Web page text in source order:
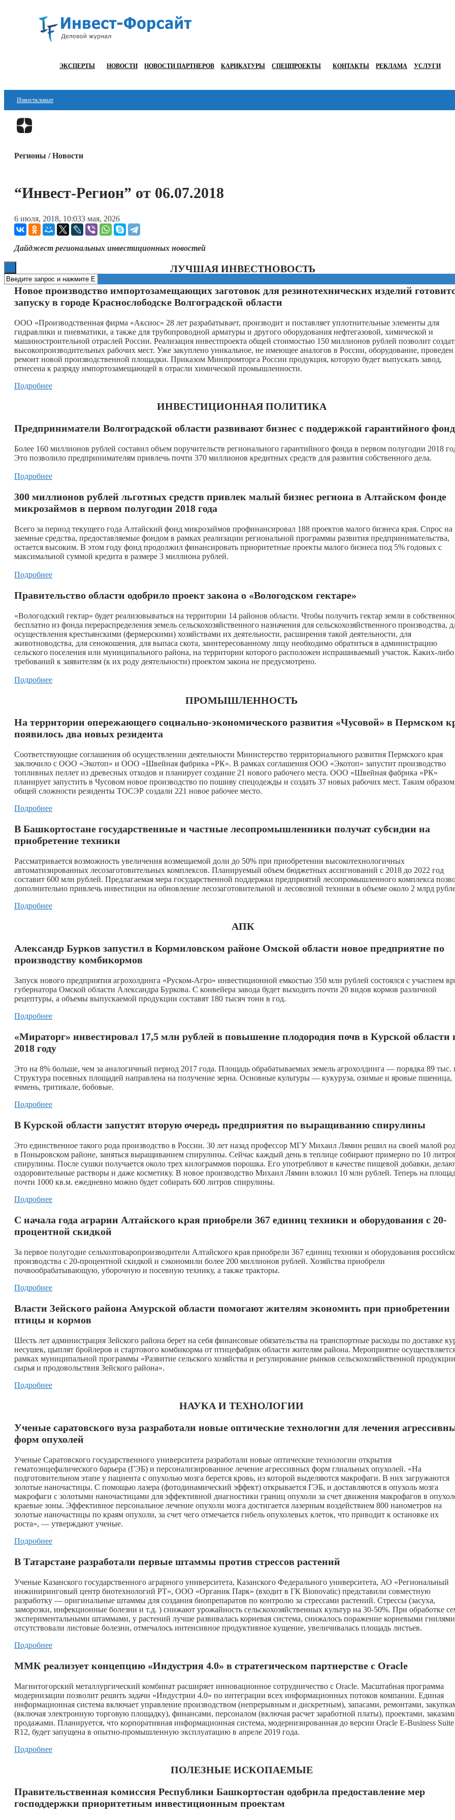
ЭКСПЕРТЫ НОВОСТИ НОВОСТИ ПАРТНЕРОВ КАРИКАТУРЫ СПЕЦПРОЕКТЫ КОНТАКТЫ РЕКЛАМА УСЛУГИ
Инвестклимат
Финансы
ESG
Регионы / Новости
“Инвест-Регион” от 06.07.2018
6 июля, 2018, 10:033 мая, 2026
Дайджест региональных инвестиционных новостей
ЛУЧШАЯ ИНВЕСТНОВОСТЬ
Новое производство импортозамещающих заготовок для резинотехнических изделий
запуску в городе Краснослободске Волгоградской области
ООО «Производственная фирма «Аксиос» 28 лет разрабатывает, производит и поставляет уплотнительные элементы для
гидравлики и пневматики, а также для трубопроводной арматуры и другого оборудования нефтегазовой, химической и
машиностроительной отраслей России. Реализация инвестпроекта общей стоимостью 150 миллионов рублей позволит
высокопроизводительных рабочих мест. Уже закуплено уникальное, не имеющее аналогов в России, оборудование, проведен
ремонт новой производственной площадки. Приказом Минпромторга России продукция, которую будет выпускать завод,
отнесена к разряду импортозамещающей в отрасли химической промышленности.
Подробнее
ИНВЕСТИЦИОННАЯ ПОЛИТИКА
Предприниматели Волгоградской области развивают бизнес с поддержкой гарантийного
Более 160 миллионов рублей составил объем поручительств регионального гарантийного фонда в первом полугодии 2018
Это позволило предпринимателям привлечь почти 370 миллионов кредитных средств для развития собственного дела.
Подробнее
300 миллионов рублей льготных средств привлек малый бизнес региона в Алтайском фонде
микрозаймов в первом полугодии 2018 года
Всего за период текущего года Алтайский фонд микрозаймов профинансировал 188 проектов малого бизнеса края. Спрос на
заемные средства, предоставляемые фондом в рамках реализации региональной программы развития предпринимательства,
остается высоким. В этом году фонд продолжил финансировать приоритетные проекты малого бизнеса под 5% годовых с
максимальной суммой кредита в размере 3 миллиона рублей.
Подробнее
Правительство области одобрило проект закона о «Вологодском гектаре»
«Вологодский гектар» будет реализовываться на территории 14 районов области. Чтобы получить гектар земли в
бесплатно из фонда перераспределения земель сельскохозяйственного назначения для сельскохозяйственного производства,
осуществления крестьянскими (фермерскими) хозяйствами их деятельности, расширения такой деятельности, для
животноводства, для сенокошения, для выпаса скота, заинтересованному лицу необходимо обратиться в администрацию
сельского поселения или муниципального района, на территории которого расположен испрашиваемый участок. Каких-либо
требований к заявителям (к их роду деятельности) проектом закона не предусмотрено.
Подробнее
ПРОМЫШЛЕННОСТЬ
На территории опережающего социально-экономического развития «Чусовой» в Пермском
появилось два новых резидента
Соответствующие соглашения об осуществлении деятельности Министерство территориального развития Пермского края
заключило с ООО «Экотоп» и ООО «Швейная фабрика «РК». В рамках соглашения ООО «Экотоп» запустит производство
топливных пеллет из древесных отходов и планирует создание 21 нового рабочего места. ООО «Швейная фабрика «РК»
планирует запустить в Чусовом новое производство по пошиву спецодежды и создать 37 новых рабочих мест. Таким
общей сложности резиденты ТОСЭР создали 221 новое рабочее место.
Подробнее
В Башкортостане государственные и частные лесопромышленники получат субсидии на
приобретение техники
Рассматривается возможность увеличения возмещаемой доли до 50% при приобретении высокотехнологичных
автоматизированных лесозаготовительных комплексов. Планируемый объем бюджетных ассигнований с 2018 до 2022 год
составит 600 млн рублей. Предлагаемая мера государственной поддержки предприятий лесопромышленного комплекса
дополнительно привлечь инвестиции на обновление лесозаготовительной и лесовозной техники в объеме около 2 млрд
Подробнее
АПК
Александр Бурков запустил в Кормиловском районе Омской области новое предприятие по
производству комбикормов
Запуск нового предприятия агрохолдинга «Руском-Агро» инвестиционной емкостью 350 млн рублей состоялся с участием
губернатора Омской области Александра Буркова. С конвейера завода будет выходить почти 20 видов кормов различной
рецептуры, а объемы выпускаемой продукции составят 180 тысяч тонн в год.
Подробнее
«Мираторг» инвестировал 17,5 млн рублей в повышение плодородия почв в Курской области
2018 году
Это на 8% больше, чем за аналогичный период 2017 года. Площадь обрабатываемых земель агрохолдинга — порядка 89 тыс.
Структура посевных площадей направлена на получение зерна. Основные культуры — кукуруза, озимые и яровые пшеница,
ячмень, тритикале, бобовые.
Подробнее
В Курской области запустят вторую очередь предприятия по выращиванию спирулины
Это единственное такого рода производство в России. 30 лет назад профессор МГУ Михаил Лямин решил на своей малой
в Поныровском районе, заняться выращиванием спирулины. Сейчас каждый день в теплице собирают примерно по 10
спирулины. После сушки получается около трех килограммов порошка. Его употребляют в качестве пищевой добавки,
оздоровительные растворы и даже косметику. В новое производство Михаил Лямин вложил 10 млн рублей. Теперь на
почти 1000 кв.м. ежедневно можно будет собирать 600 литров спирулины.
Подробнее
С начала года аграрии Алтайского края приобрели 367 единиц техники и оборудования с 20-
процентной скидкой
За первое полугодие сельхозтоваропроизводители Алтайского края приобрели 367 единиц техники и оборудования
производства с 20-процентной скидкой и сэкономили более 200 миллионов рублей. Хозяйства приобрели
почвообрабатывающую, уборочную и посевную технику, а также тракторы.
Подробнее
Власти Зейского района Амурской области помогают жителям экономить при приобретении
птицы и кормов
Шесть лет администрация Зейского района берет на себя финансовые обязательства на транспортные расходы по доставке
несушек, цыплят бройлеров и стартового комбикорма от птицефабрик области жителям района. Мероприятие
рамках муниципальной программы «Развитие сельского хозяйства и регулирование рынков сельскохозяйственной
сырья и продовольствия Зейского района».
Подробнее
НАУКА И ТЕХНОЛОГИИ
Ученые саратовского вуза разработали новые оптические технологии для лечения
форм опухолей
Ученые Саратовского государственного университета разработали новые оптические технологии открытия
гематоэнцефалического барьера (ГЭБ) и персонализированное лечение агрессивных форм глиальных опухолей. «На
подготовительном этапе у пациента с опухолью мозга берется кровь, из которой выделяются макрофаги. В них загружаются
золотые наночастицы. С помощью лазера (фотодинамический эффект) открывается ГЭБ, и доставляются в опухоль мозга
макрофаги с золотыми наночастицами для эффективной диагностики границ опухоли за счет движения макрофагов в
краевые зоны. Эффективное персональное лечение опухоли мозга достигается лазерным воздействием 800 нанометров на
золотые наночастицы по краям опухоли, за счет чего отмечается гибель опухолевых клеток, что приводит к остановке их
роста», — утверждают ученые.
Подробнее
В Татарстане разработали первые штаммы против стрессов растений
Ученые Казанского государственного аграрного университета, Казанского Федерального университета, АО «Региональный
инжиниринговый центр биотехнологий РТ», ООО «Органик Парк» (входит в ГК Bionovatic) представили совместную
разработку — оригинальные штаммы для создания биопрепаратов по контролю за стрессами растений. Стрессы (засуха,
заморозки, инфекционные болезни и т.д. ) снижают урожайность сельскохозяйственных культур на 30-50%. При обработке
экспериментальными штаммами, у растений лучше развивалась корневая система, снижалось поражение корневыми
отсутствовали листовые болезни, отмечалось интенсивное продуктивное кущение, увеличивалась площадь листьев.
Подробнее
ММК реализует концепцию «Индустрия 4.0» в стратегическом партнерстве с Oracle
Магнитогорский металлургический комбинат расширяет инновационное сотрудничество с Oracle. Масштабная программа
модернизации позволит решить задачи «Индустрии 4.0» по интеграции всех информационных потоков компании. Единая
информационная система включает управление производством (непрерывным и дискретным), запасами, ремонтами,
(включая электронную торговую площадку), финансами, персоналом (включая расчет заработной платы), проектами,
продажами. Планируется, что корпоративная информационная система, модернизированная до версии Oracle E-Business Suite
R12, будет запущена в опытно-промышленную эксплуатацию в апреле 2019 года.
Подробнее
ПОЛЕЗНЫЕ ИСКОПАЕМЫЕ
Правительственная комиссия Республики Башкортостан одобрила предоставление мер
господдержки приоритетным инвестиционным проектам